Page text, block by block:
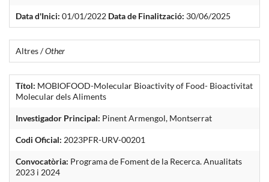
Data d'Inici: 01/01/2022 Data de Finalització: 30/06/2025
Altres /Other
Títol: MOBIOFOOD-Molecular Bioactivity of Food- Bioactivitat
Molecular dels Aliments
Investigador Principal: Pinent Armengol, Montserrat
Codi Oficial: 2023PFR-URV-00201
Convocatòria: Programa de Foment de la Recerca. Anualitats
2023 i 2024